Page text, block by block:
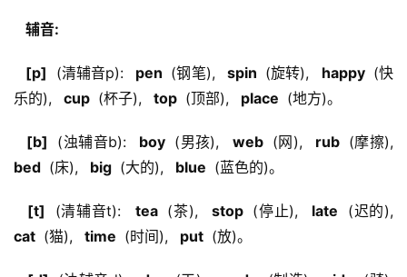
  辅音:
  [p]
(清辅音p):
  pen
(钢笔),
  spin
(旋转),
  happy
(快
乐的),
  cup
(杯子),
  top
(顶部),
  place
(地方)。
  [b]
(浊辅音b):
  boy
(男孩),
  web
(网),
  rub
bed (床),
  big
(大的),
  blue
(蓝色的)。
  [t]
(清辅音t):
  tea
(茶),
  stop
(停止),
  late
cat (猫),
  time
(时间),
  put
(放)。